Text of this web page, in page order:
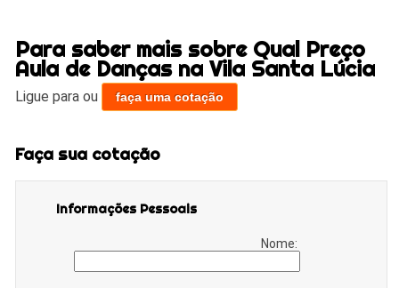
Para saber mais sobre Qual Preço
Aula de Danças na Vila Santa Lúcia
Ligue paraou faça uma cotação
Faça sua cotação
Informações Pessoais
Nome: